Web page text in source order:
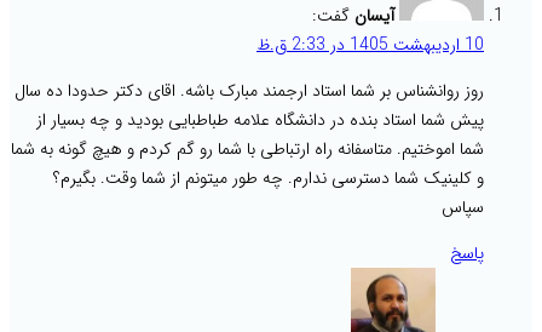
آیسان گفت:
10 اردیبهشت 1405 در 2:33 ق.ظ
روز روانشناس بر شما استاد ارجمند مبارک باشه. اقای دکتر حدودا ده سال
پیش شما استاد بنده در دانشگاه علامه طباطبایی بودید و چه بسیار از
شما اموختیم. متاسفانه راه ارتباطی با شما رو گم کردم و هیچ گونه به شما
و کلینیک شما دسترسی ندارم. چه طور میتونم از شما وقت. بگیرم؟
سپاس
پاسخ